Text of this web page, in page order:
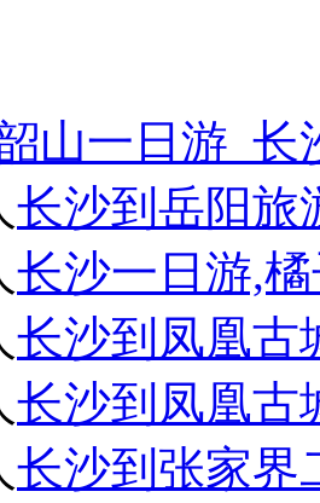
山一日游_长
长沙到岳阳旅
长沙一日游,
长沙到凤凰古
长沙到凤凰古
长沙到张家界